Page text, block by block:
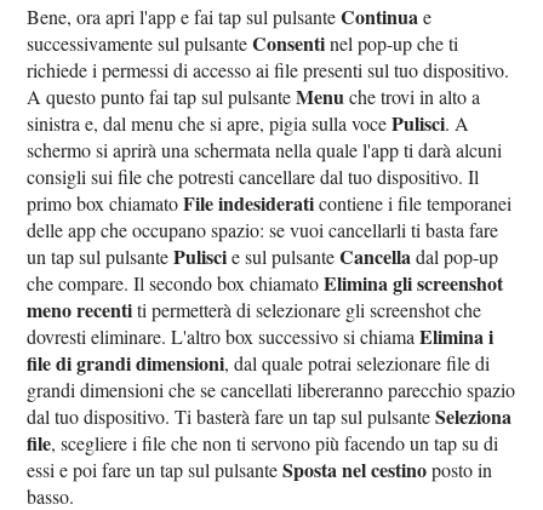
Bene, ora apri l'app e fai tap sul pulsanteContinuae
successivamente sul pulsanteConsentinel pop-up che ti
richiede i permessi di accesso ai file presenti sul tuo dispositivo.
A questo punto fai tap sul pulsanteMenuche trovi in alto a
sinistra e, dal menu che si apre, pigia sulla vocePulisci. A
schermo si aprirà una schermata nella quale l'app ti darà alcuni
consigli sui file che potresti cancellare dal tuo dispositivo. Il
primo box chiamatoFile indesideraticontiene i file temporanei
delle app che occupano spazio: se vuoi cancellarli ti basta fare
un tap sul pulsantePuliscie sul pulsanteCancelladal pop-up
che compare. Il secondo box chiamatoElimina gli screenshot
meno recentiti permetterà di selezionare gli screenshot che
dovresti eliminare. L'altro box successivo si chiamaElimina i
file di grandi dimensioni, dal quale potrai selezionare file di
grandi dimensioni che se cancellati libereranno parecchio spazio
dal tuo dispositivo. Ti basterà fare un tap sul pulsanteSeleziona
file, scegliere i file che non ti servono più facendo un tap su di
essi e poi fare un tap sul pulsanteSposta nel cestinoposto in
basso.